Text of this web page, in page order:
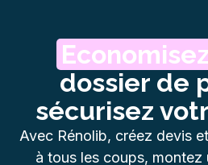
Economisez
dossier de
sécurisez
Avec Rénolib, créez devis
à tous les coups, montez